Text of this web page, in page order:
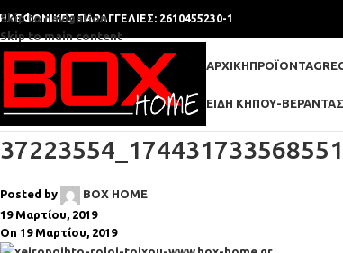
Skip to navigation
Skip to main content
ΠΑΡΑΓΓΕΛΙΕΣ: 2610455230-1
ΑΡΧΙΚΉΠΡΟΪΌΝΤΑ
ΕΊΔΗ ΚΉΠΟΥ-ΒΕΡΆΝΤΑΣ
Posted by
BOX HOME
19 Μαρτίου, 2019
On 19 Μαρτίου, 2019